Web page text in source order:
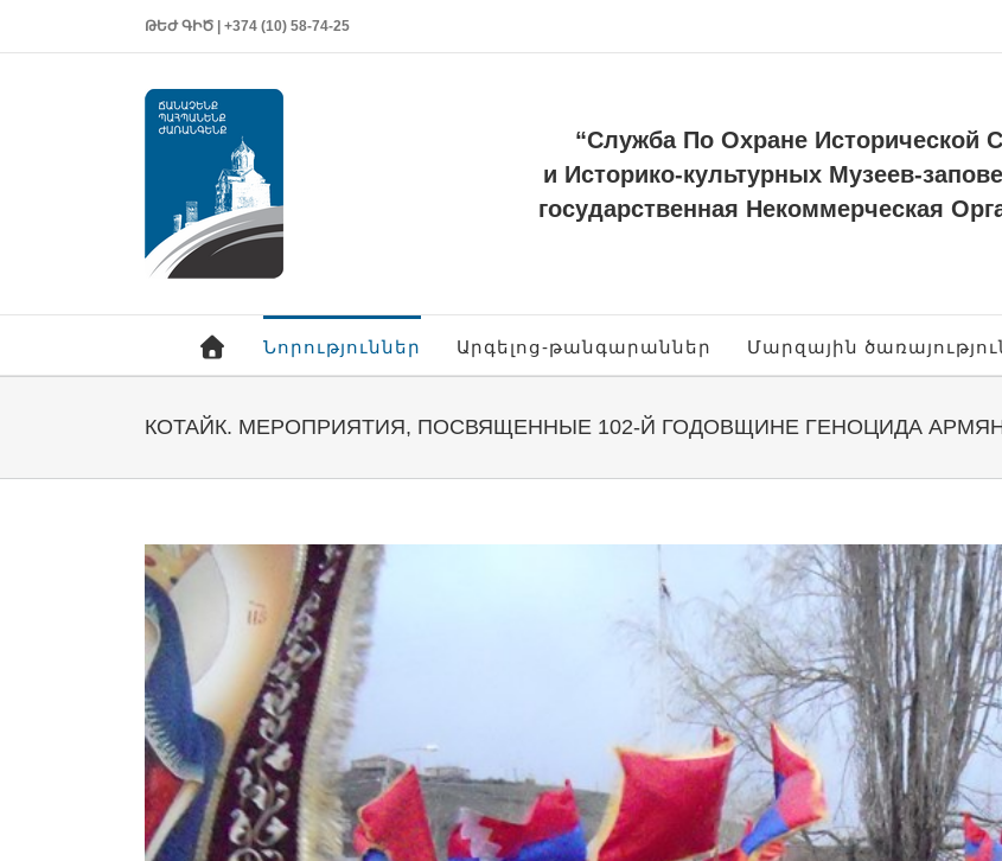
ԹԵԺ ԳԻԾ | +374 (10) 58-74-25
“Служба По Охране Исторической
и Историко-культурных Музеев-
государственная Некоммерческая
Նորություններ Արգելոց-թանգարաններ Մարզային
КОТАЙК. МЕРОПРИЯТИЯ, ПОСВЯЩЕННЫЕ 102-Й ГОДОВЩИНЕ ГЕНОЦИДА
View
Larger
Image